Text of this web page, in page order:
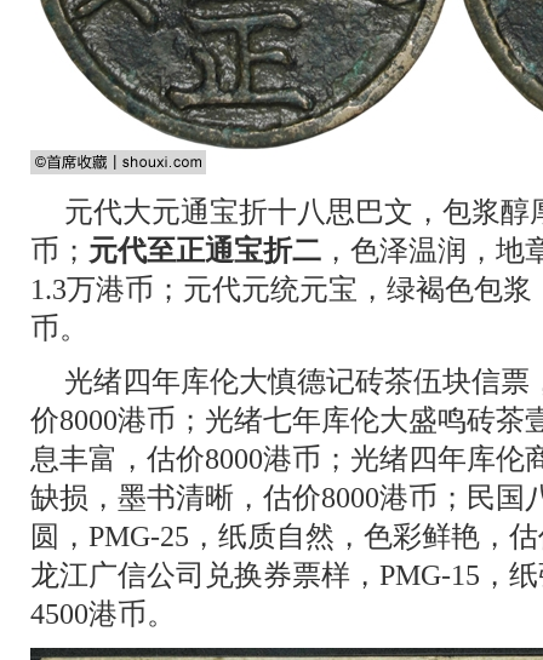
元代大元通宝折十八思巴文，包浆醇
币； 元代至正通宝折二 ，色泽温润，地
1.3万港币；元代元统元宝，绿褐色包
币。
光绪四年库伦大慎德记砖茶伍块信
价8000港币；光绪七年库伦大盛鸣砖茶
息丰富，估价8000港币；光绪四年库伦
缺损，墨书清晰，估价8000港币；民国
圆，PMG-25，纸质自然，色彩鲜艳，
龙江广信公司兑换券票样，PMG-15，
4500港币。